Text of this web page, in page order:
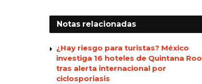
Notas relacionadas
¿Hay riesgo para turistas? México
investiga 16 hoteles de Quintana Roo
tras alerta internacional por
ciclosporiasis